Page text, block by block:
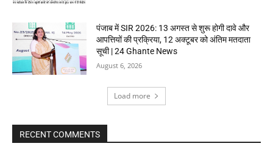
पंजाब में SIR 2026: 13 अगस्त से शुरू होगी दावे और
आपत्तियों की प्रक्रिया, 12 अक्टूबर को अंतिम मतदाता
सूची | 24 Ghante News
August 6, 2026
Load more
RECENT COMMENTS